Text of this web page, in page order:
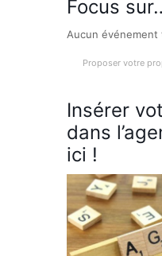
Focus
Aucun événement
Proposer votre
Insérer
dans
ici !